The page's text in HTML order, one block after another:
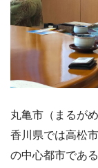
丸亀市（まるが
香川県では高松
の中心都市である